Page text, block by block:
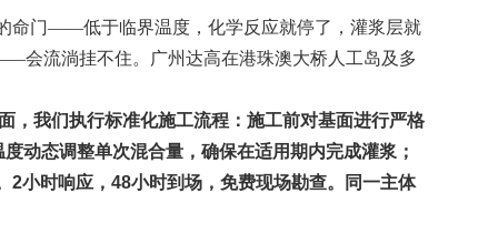
命门——低于临界温度，化学反应就停了，灌浆层就
会流淌挂不住。广州达高在港珠澳大桥人工岛及多
，我们执行标准化施工流程：施工前对基面进行严格
动态调整单次混合量，确保在适用期内完成灌浆；
2小时响应，48小时到场，免费现场勘查。同一主体